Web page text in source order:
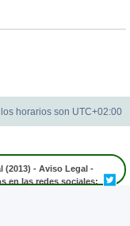
horarios son UTC+02:00
(2013) - Aviso Legal -
en las redes sociales: